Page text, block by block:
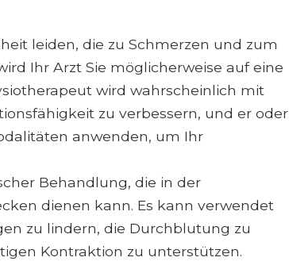
leiden, die zu Schmerzen und zum
Ihr Arzt Sie möglicherweise auf eine
wird wahrscheinlich mit
zu verbessern, und er oder
anwenden, um Ihr
Behandlung, die in der
dienen kann. Es kann verwendet
zu lindern, die Durchblutung zu
Kontraktion zu unterstützen.